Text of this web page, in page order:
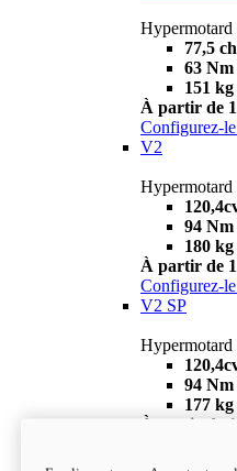
77,5 ch
63 Nm
151 kg
À partir de
Configurez-le
V2
Hypermotard
94 Nm
180 kg
À partir de
Configurez-le
V2 SP
94 Nm
177 kg
À partir de
new
V2 SP